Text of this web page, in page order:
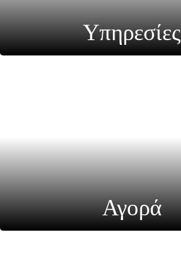
Υπηρεσίες
Αγορά